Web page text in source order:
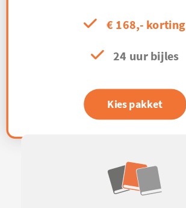
€ 168,- korting
24 uur bijles
Kies pakket